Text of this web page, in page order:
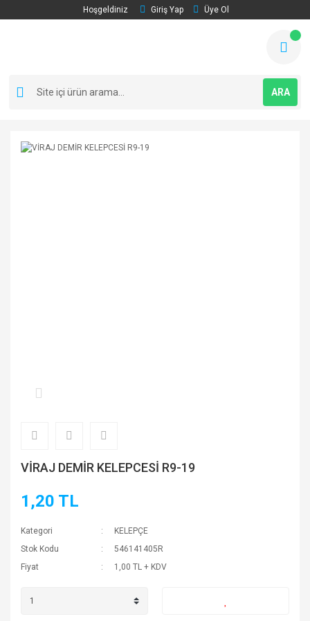
Hoşgeldiniz Giriş Yap Üye Ol
ARA
VİRAJ DEMİR KELEPCESİ R9-19
1,20 TL
Kategori
KELEPÇE
Stok Kodu
546141405R
Fiyat
1,00 TL + KDV